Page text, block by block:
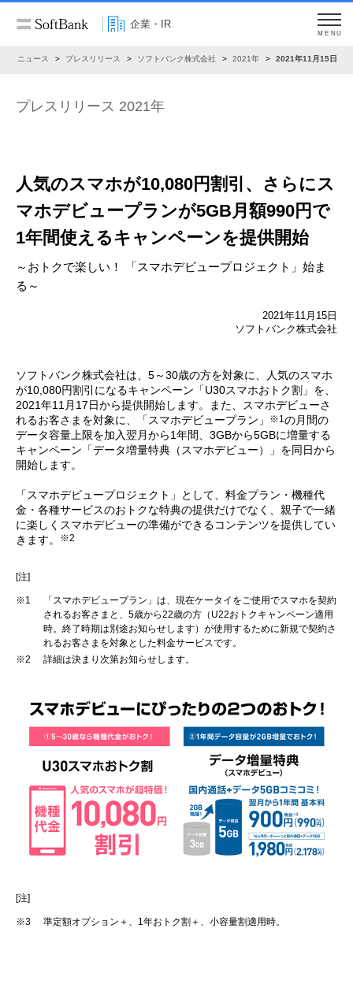
企業・IR
MENU
ニュース プレスリリース ソフトバンク株式会社 2021年 2021年11月15日
プレスリリース 2021年
人気のスマホが10,080円割引、
さらにス
マホデビュープランが5GB月額990円で
1年間使えるキャンペーンを提供開始
～おトクで楽しい！ 「スマホデビュープロジェクト」始ま
る～
2021年11月15日
ソフトバンク株式会社
ソフトバンク株式会社は、5～30歳の方を対象に、人気のスマホ
が10,080円割引になるキャンペーン「U30スマホおトク割」を、
2021年11月17日から提供開始します。また、スマホデビューさ
れるお客さまを対象に、「スマホデビュープラン」
※1 の月間の
データ容量上限を加入翌月から1年間、3GBから5GBに増量する
キャンペーン「データ増量特典（スマホデビュー）」を同日から
開始します。
「スマホデビュープロジェクト」として、料金プラン・機種代
金・各種サービスのおトクな特典の提供だけでなく、親子で一緒
に楽しくスマホデビューの準備ができるコンテンツを提供してい
きます。
※2
[注]
※1
「スマホデビュープラン」は、現在ケータイをご使用でスマホを契約
されるお客さまと、5歳から22歳の方（U22おトクキャンペーン適用
時。終了時期は別途お知らせします）が使用するために新規で契約さ
れるお客さまを対象とした料金サービスです。
※2
詳細は決まり次第お知らせします。
[注]
※3 準定額オプション＋、1年おトク割＋、小容量割適用時。